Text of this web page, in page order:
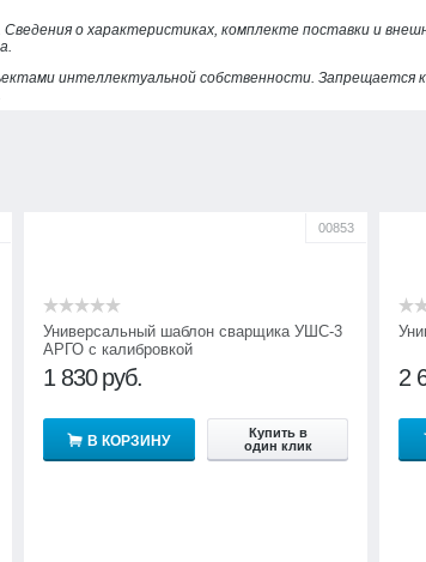
о характеристиках, комплекте поставки и
интеллектуальной собственности. Запрещается
00853
Универсальный шаблон сварщика УШС-3
АРГО с калибровкой
1 830 руб.
В КОРЗИНУ
Купить в
один клик
2